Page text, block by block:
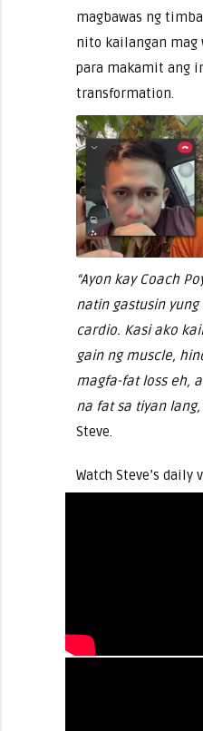
magbawas ng
nito kailangan mag
para makamit ang
transformation.
“Ayon kay Coach
natin gastusin
cardio. Kasi ako
gain ng muscle,
magfa-fat loss eh,
na fat sa tiyan
Steve.
Watch Steve’s daily